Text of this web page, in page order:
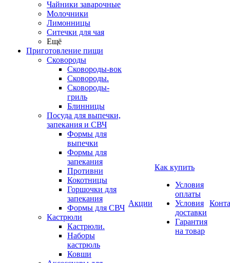
Чайники заварочные
Молочники
Лимонницы
Ситечки для чая
Ещё
Приготовление пищи
Сковороды
Сковороды-вок
Сковороды.
Сковороды-
гриль
Блинницы
Посуда для выпечки,
запекания и СВЧ
Формы для
выпечки
Формы для
запекания
Противни
Кокотницы
Горшочки для
запекания
Формы для СВЧ
Кастрюли
Кастрюли.
Наборы
кастрюль
Ковши
Акции
Как купить
Условия
оплаты
Условия
доставки
Гарантия
на товар